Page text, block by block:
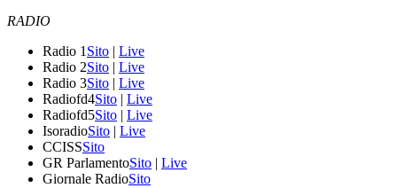
RADIO
Radio 1 Sito | Live
Radio 2Sito | Live
Radio 3Sito | Live
Radiofd4Sito | Live
Radiofd5Sito | Live
IsoradioSito | Live
CCISSSito
GR ParlamentoSito | Live
Giornale RadioSito